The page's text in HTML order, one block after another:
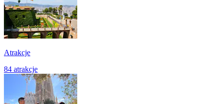
Atrakcje
84 atrakcje